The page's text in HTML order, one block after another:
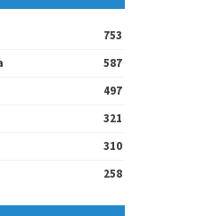
753
587
497
321
310
258